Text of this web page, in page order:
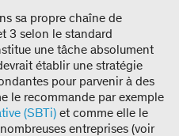
sa propre chaîne de
3 selon le standard
une tâche absolument
établir une stratégie
pour parvenir à des
le recommande par exemple
(SBTi) et comme elle le
entreprises (voir